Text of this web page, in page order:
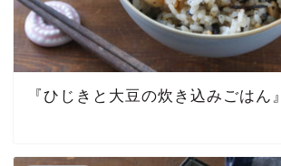
『ひじきと大豆の炊き込みごはん』